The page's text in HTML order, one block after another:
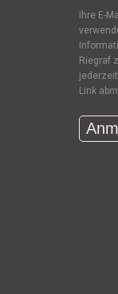
Ihre E-
Riegraf
Link